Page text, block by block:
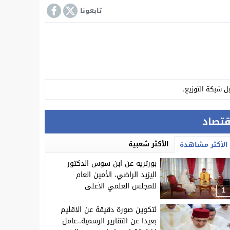
تابعونا
شبكة التوزيع.
عن اشغال المجلس الإقليمي.
في الاتجار الدولي للمخدرات.
“آيت اعزة”
الأكثر مشاهدة الأكثر شعبية
1
بورتريه عن ابن سوس الدكتور
اليزيد الراضي، الأمين العام
للمجلس العلمي الأعلى
لتكوين صورة دقيقة عن الاقليم
بعيدا عن التقارير الرسمية..عامل